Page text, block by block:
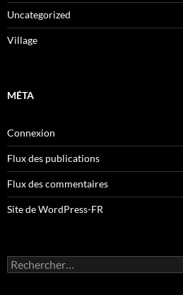
Uncategorized
Village
MÉTA
Connexion
Flux des publications
Flux des commentaires
Site de WordPress-FR
Rechercher :